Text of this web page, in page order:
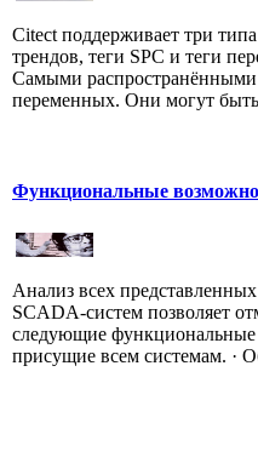
Citect поддерживает три типа
трендов, теги SPC и теги
Самыми распространёнными
переменных. Они могут
Функциональные
Анализ всех
SCADA-систем позволяет
следующие функциональные
присущие всем системам. ·